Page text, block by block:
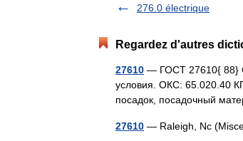
276.0 électrique
Regardez d'autres
27610 — ГОСТ 27610{ 88}
условия. ОКС: 65.020.40
посадок, посадочный
27610 — Raleigh, Nc